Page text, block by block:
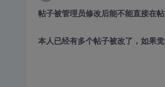
帖子被管理员修改后能不能直接在
本人已经有多个帖子被改了，如果